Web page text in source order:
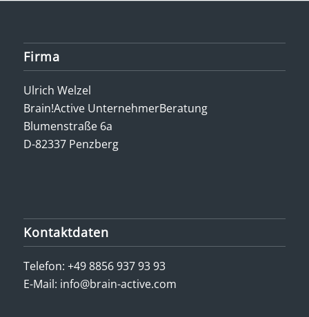
Firma
Ulrich Welzel
Brain!Active UnternehmerBeratung
Blumenstraße 6a
D-82337 Penzberg
Kontaktdaten
Telefon: +49 8856 937 93 93
E-Mail: info@brain-active.com